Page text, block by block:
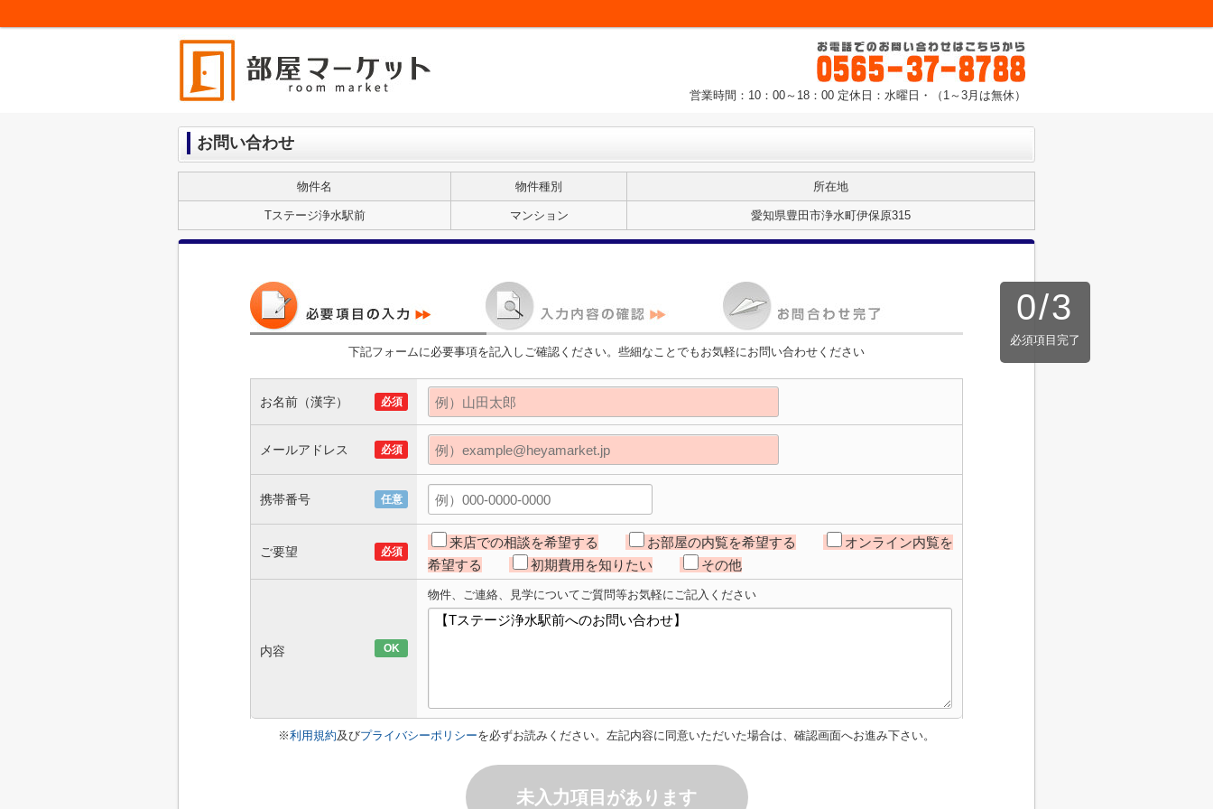
営業時間：10：00～18：00 定休日：水曜日・（1～3月は無休）
お問い合わせ
物件名 物件種別 所在地
Tステージ浄水駅前 マンション 愛知県豊田市浄水町伊保原315
0/3
必須項目完了
下記フォームに必要事項を記入しご確認ください。些細なことでもお気軽にお問い合わせください
お名前（漢字） 必須
メールアドレス 必須
携帯番号 任意
ご要望 必須
来店での相談を希望する お部屋の内覧を希望する
オンライン内覧を
希望する
初期費用を知りたい その他
内容 OK
物件、ご連絡、見学についてご質問等お気軽にご記入ください
※利用規約及びプライバシーポリシーを必ずお読みください。左記内容に同意いただいた場合は、確認画面へお進み下さい。
未入力項目があります